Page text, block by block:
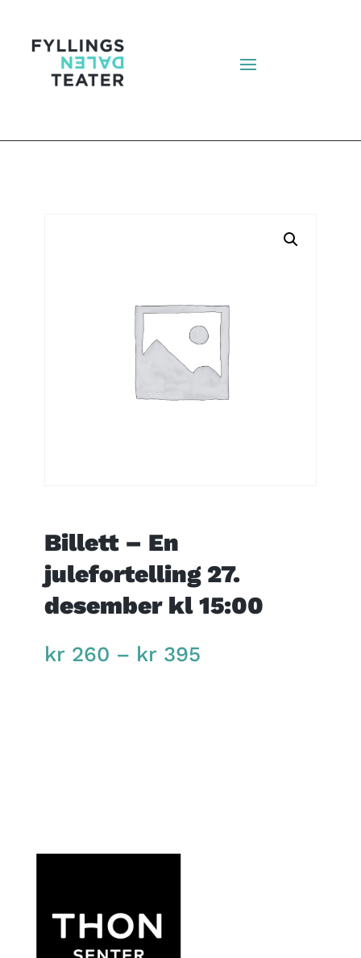
Billett – En
julefortelling 27.
desember kl 15:00
kr260 – kr395Price